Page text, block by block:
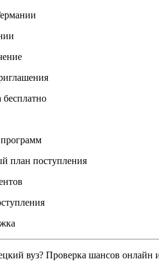
план поступления
вуз? Проверка шансов онлайн